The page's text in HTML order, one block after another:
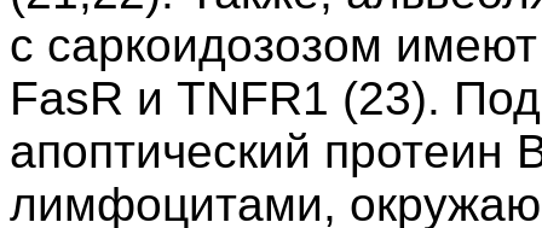
с саркоидозозом
FasR и TNFR1 (23).
апоптический протеин
лимфоцитами,